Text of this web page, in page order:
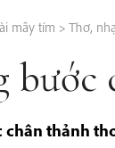
mây tím > Thơ,
bước
chân thảnh